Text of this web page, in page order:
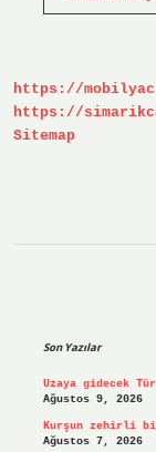
https://
https://
Sitemap
Son Yazılar
Uzaya gidecek
Ağustos 9, 2026
Kurşun zehirli
Ağustos 7, 2026